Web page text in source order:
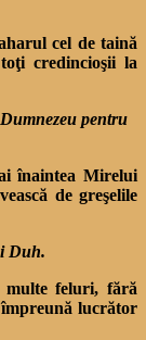
cel de taină
credincioşii la
pentru
înaintea Mirelui
de greşelile
Duh.
feluri, fără
lucrător